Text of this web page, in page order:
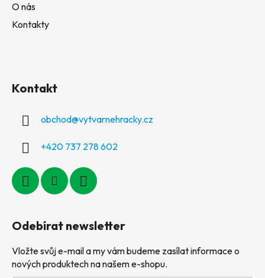
O nás
Kontakty
Kontakt
obchod@vytvarnehracky.cz
+420 737 278 602
Odebírat newsletter
Vložte svůj e-mail a my vám budeme zasílat informace o
nových produktech na našem e-shopu.